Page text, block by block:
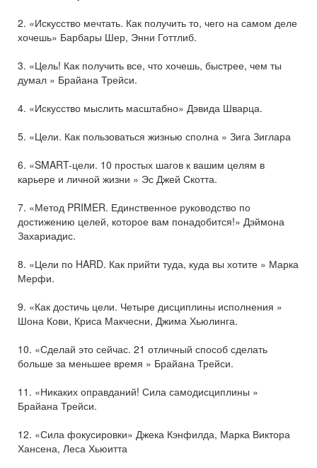
2. «Искусство мечтать. Как получить то, чего на самом деле
хочешь» Барбары Шер, Энни Готтлиб.
3. «Цель! Как получить все, что хочешь, быстрее, чем ты
думал » Брайана Трейси.
4. «Искусство мыслить масштабно» Дэвида Шварца.
5. «Цели. Как пользоваться жизнью сполна » Зига Зиглара
6. «SMART-цели. 10 простых шагов к вашим целям в
карьере и личной жизни » Эс Джей Скотта.
7. «Метод PRIMER. Единственное руководство по
достижению целей, которое вам понадобится!» Дэймона
Захариадис.
8. «Цели по HARD. Как прийти туда, куда вы хотите » Марка
Мерфи.
9. «Как достичь цели. Четыре дисциплины исполнения »
Шона Кови, Криса Макчесни, Джима Хьюлинга.
10. «Сделай это сейчас. 21 отличный способ сделать
больше за меньшее время » Брайана Трейси.
11. «Никаких оправданий! Сила самодисциплины »
Брайана Трейси.
12. «Сила фокусировки» Джека Кэнфилда, Марка Виктора
Хансена, Леса Хьюитта